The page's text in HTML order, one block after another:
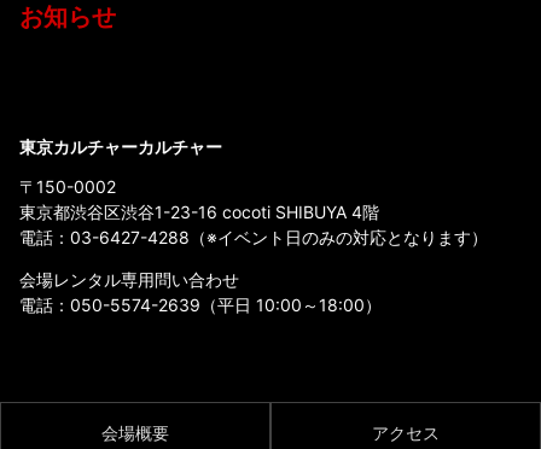
お知らせ
東京カルチャーカルチャー
〒150-0002
東京都渋谷区渋谷1-23-16 cocoti SHIBUYA 4階
電話： 03-6427-4288 （※イベント日のみの対応となります）
会場レンタル専用問い合わせ
電話： 050-5574-2639 （平日 10:00～18:00）
会場概要 アクセス